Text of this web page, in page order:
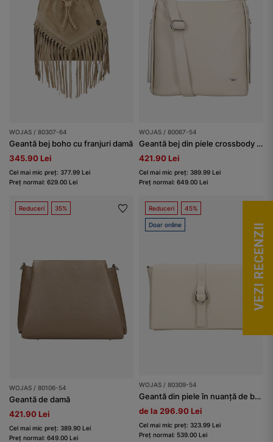
WOJAS / 80307-64
Geantă bej boho cu franjuri damă
345.90 Lei
Cel mai mic preț: 377.99 Lei
Preț normal: 629.00 Lei
WOJAS / 80067-54
Geantă bej din piele crossbody damă
421.90 Lei
Cel mai mic preț: 389.99 Lei
Preț normal: 649.00 Lei
Reduceri 35%
WOJAS / 80106-54
Geantă de damă
421.90 Lei
Cel mai mic preț: 389.90 Lei
Preț normal: 649.00 Lei
Reduceri 45%
Doar online
WOJAS / 80309-54
Geantă din piele în nuanță de bej deschis damă
de la 296.90 Lei
Cel mai mic preț: 323.99 Lei
Preț normal: 539.00 Lei
VEZI RECENZII